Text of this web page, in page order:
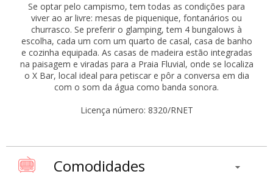
Se optar pelo campismo, tem todas as condições para
viver ao ar livre: mesas de piquenique, fontanários ou
churrasco. Se preferir o glamping, tem 4 bungalows à
escolha, cada um com um quarto de casal, casa de banho
e cozinha equipada. As casas de madeira estão integradas
na paisagem e viradas para a Praia Fluvial, onde se localiza
o X Bar, local ideal para petiscar e pôr a conversa em dia
com o som da água como banda sonora.
Licença número: 8320/RNET
Comodidades